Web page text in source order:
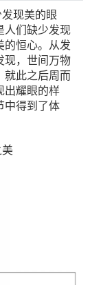
现美的眼
人们缺少发现
的恒心。从发
现，世间万物
就此之后周而
出耀眼的样
中得到了体